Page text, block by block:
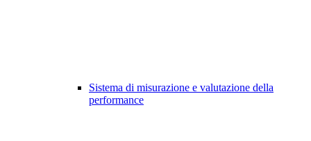
Sistema di misurazione e valutazione della
performance